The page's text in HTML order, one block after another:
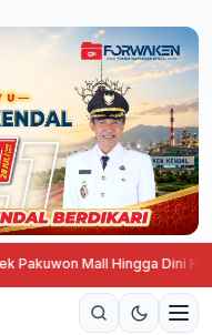
Dini Hari, Kesehatan